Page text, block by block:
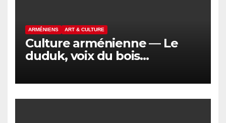
ARMÉNIENS ART & CULTURE
Culture arménienne — Le
duduk, voix du bois